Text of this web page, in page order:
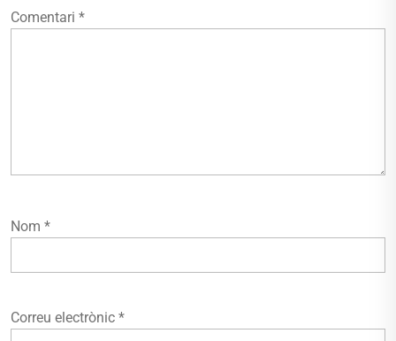
Comentari *
Nom *
Correu electrònic *